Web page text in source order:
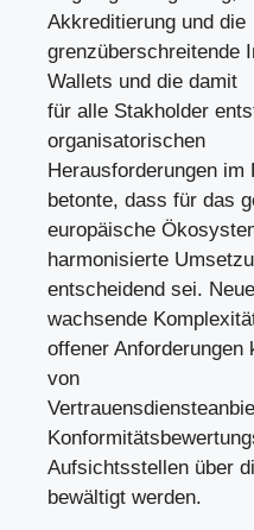
Akkreditierung und die
grenzüberschreitende
Wallets und die damit
für alle Stakholder
organisatorischen
Herausforderungen im
betonte, dass für das
europäische
harmonisierte
entscheidend sei.
wachsende
offener Anforderungen
von
Aufsichtsstellen über
bewältigt werden.